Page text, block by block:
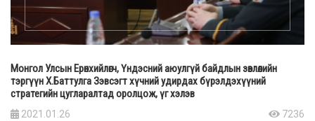
Монгол Улсын Ерөнхийлөгч, Үндэсний аюулгүй байдлын зөвлөлийн
тэргүүн Х.Баттулга Зэвсэгт хүчний удирдах бүрэлдэхүүний
стратегийн цугларалтад оролцож, үг хэлэв
2021.01.26 7236